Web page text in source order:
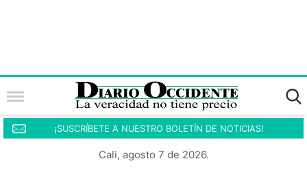
¡SUSCRÍBETE A NUESTRO BOLETÍN DE NOTICIAS!
Cali, agosto 7 de 2026.